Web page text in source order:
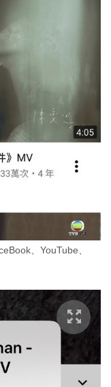
、YouTube、